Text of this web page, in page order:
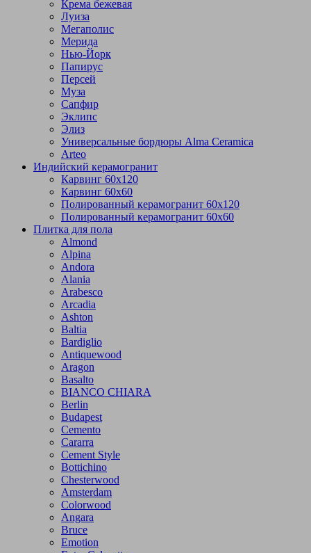
Крема бежевая
Луиза
Мегаполис
Мерида
Нью-Йорк
Папирус
Персей
Муза
Сапфир
Эклипс
Элиз
Универсальные бордюры Alma Ceramica
Arteo
Индийский керамогранит
Карвинг 60х120
Карвинг 60х60
Полированный керамогранит 60х120
Полированный керамогранит 60х60
Плитка для пола
Almond
Alpina
Andora
Alania
Arabesco
Arcadia
Ashton
Baltia
Bardiglio
Antiquewood
Aragon
Basalto
BIANCO CHIARA
Berlin
Budapest
Cemento
Cararra
Cement Style
Bottichino
Chesterwood
Amsterdam
Colorwood
Angara
Bruce
Emotion